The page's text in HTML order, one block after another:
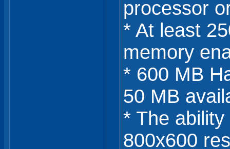
processor
* At least
memory
* 600 MB
50 MB
* The
800x600